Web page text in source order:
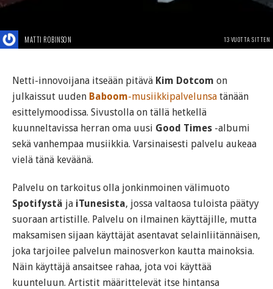
MATTI ROBINSON 13 VUOTTA SITTEN
Netti-innovoijana itseään pitävä Kim Dotcom on
julkaissut uuden Baboom-musiikkipalvelunsa tänään
esittelymoodissa. Sivustolla on tällä hetkellä
kuunneltavissa herran oma uusi Good Times -albumi
sekä vanhempaa musiikkia. Varsinaisesti palvelu aukeaa
vielä tänä keväänä.
Palvelu on tarkoitus olla jonkinmoinen välimuoto
Spotifystä ja iTunesista, jossa valtaosa tuloista päätyy
suoraan artistille. Palvelu on ilmainen käyttäjille, mutta
maksamisen sijaan käyttäjät asentavat selainliitännäisen,
joka tarjoilee palvelun mainosverkon kautta mainoksia.
Näin käyttäjä ansaitsee rahaa, jota voi käyttää
kuunteluun. Artistit määrittelevät itse hintansa